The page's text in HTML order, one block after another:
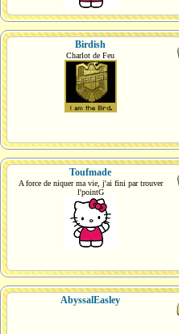
Birdish
Charlot de Feu
Toufmade
A force de niquer ma vie, j'ai fini par trouver
l'pointG
AbyssalEasley